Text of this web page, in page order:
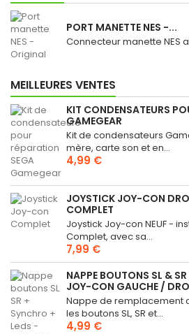
PORT MANETTE NES -...
Connecteur manette NES
MEILLEURES VENTES
KIT CONDENSATEURS
GAMEGEAR
Kit de condensateurs
mère, carte son et en...
4,99 €
JOYSTICK JOY-CON
COMPLET
Joystick Joy-con NEUF -
Complet, avec sa...
7,99 €
NAPPE BOUTONS SL &
JOY-CON GAUCHE /
Nappe de remplacement
les boutons SL, SR et...
4,99 €